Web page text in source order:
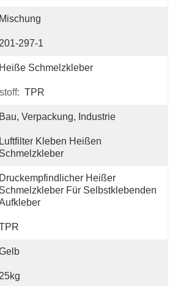
Mischung
201-297-1
Heiße Schmelzkleber
TPR
Bau, Verpackung, Industrie
Luftfilter Kleben Heißen
Schmelzkleber
Druckempfindlicher Heißer
Schmelzkleber Für Selbstklebenden
25kg